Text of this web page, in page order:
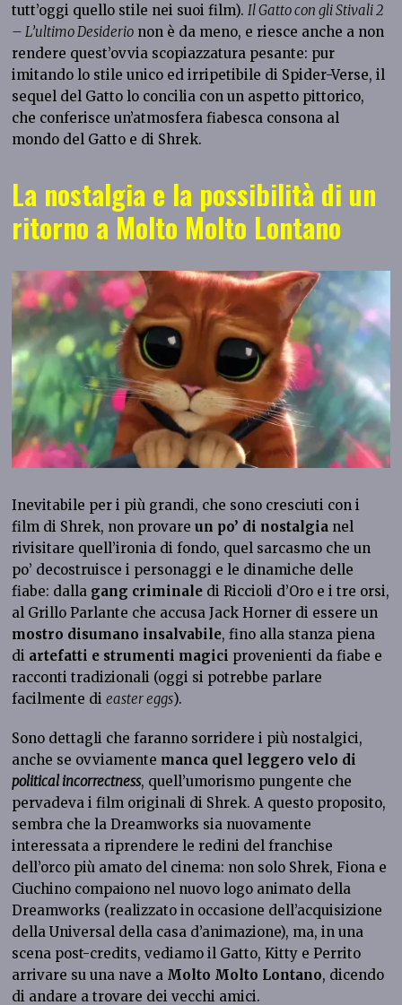
tutt’oggi quello stile nei suoi film).Il Gatto con gli Stivali 2
– L’ultimo Desiderio non è da meno, e riesce anche a non
rendere quest’ovvia scopiazzatura pesante: pur
imitando lo stile unico ed irripetibile di Spider-Verse, il
sequel del Gatto lo concilia con un aspetto pittorico,
che conferisce un’atmosfera fiabesca consona al
mondo del Gatto e di Shrek.
La nostalgia e la possibilità di un
ritorno a Molto Molto Lontano
Inevitabile per i più grandi, che sono cresciuti con i
film di Shrek, non provareun po’ di nostalgia nel
rivisitare quell’ironia di fondo, quel sarcasmo che un
po’ decostruisce i personaggi e le dinamiche delle
fiabe: dalla gang criminale di Riccioli d’Oro e i tre orsi,
al Grillo Parlante che accusa Jack Horner di essere un
mostro disumano insalvabile, fino alla stanza piena
di artefatti e strumenti magici provenienti da fiabe e
racconti tradizionali (oggi si potrebbe parlare
facilmente dieaster eggs).
Sono dettagli che faranno sorridere i più nostalgici,
anche se ovviamente manca quel leggero velo di
political incorrectness, quell’umorismo pungente che
pervadeva i film originali di Shrek. A questo proposito,
sembra che la Dreamworks sia nuovamente
interessata a riprendere le redini del franchise
dell’orco più amato del cinema: non solo Shrek, Fiona e
Ciuchino compaiono nel nuovo logo animato della
Dreamworks (realizzato in occasione dell’acquisizione
della Universal della casa d’animazione), ma, in una
scena post-credits, vediamo il Gatto, Kitty e Perrito
arrivare su una nave a Molto Molto Lontano, dicendo
di andare a trovare dei vecchi amici.